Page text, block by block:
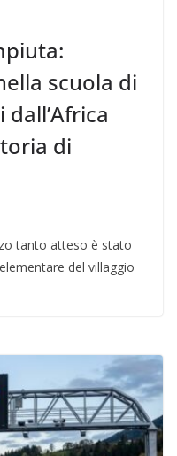
scuola di
di
tanto atteso è stato
del villaggio